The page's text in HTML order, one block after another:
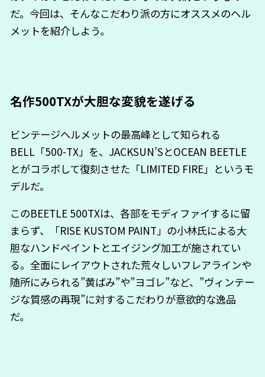
だ。今回は、そんなこだわり派の方にオススメのヘル
メットを紹介しよう。
名作500TXが大胆な変貌を遂げる
ビンテージヘルメットの最高峰として知られる
BELL「500-TX」を、JACKSUN’SとOCEAN BEETLE
とがコラボして復刻させた「LIMITED FIRE」というモ
デルだ。
このBEETLE 500TXは、各部をモディファイするに留
まらず、「RISE KUSTOM PAINT」の小林氏による大
胆なハンドペイントとエイジング加工が施されてい
る。全面にレイアウトされた荒々しいフレアラインや
随所にみられる”黄ばみ”や”ヨゴレ”など、”ヴィンテー
ジな質感の再現”に対するこだわりが意欲的な逸品
だ。